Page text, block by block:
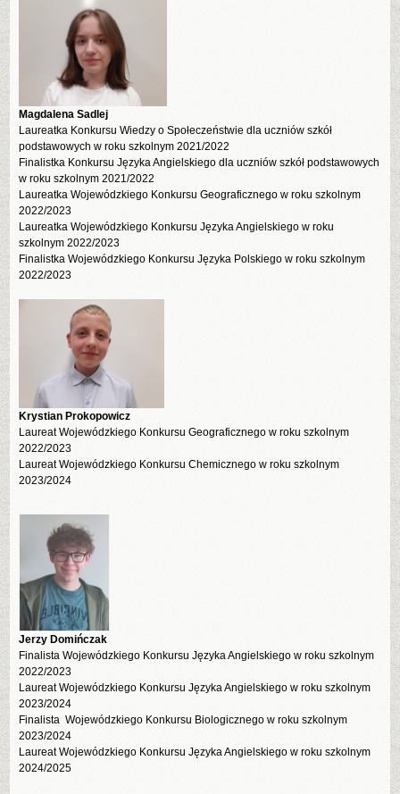
Magdalena Sadlej
Laureatka Konkursu Wiedzy o Społeczeństwie dla uczniów szkół
podstawowych w roku szkolnym 2021/2022
Finalistka Konkursu Języka Angielskiego dla uczniów szkół podstawowych
w roku szkolnym 2021/2022
Laureatka Wojewódzkiego Konkursu Geograficznego w roku szkolnym
2022/2023
Laureatka Wojewódzkiego Konkursu Języka Angielskiego w roku
szkolnym 2022/2023
Finalistka Wojewódzkiego Konkursu Języka Polskiego w roku szkolnym
2022/2023
Krystian Prokopowicz
Laureat Wojewódzkiego Konkursu Geograficznego w roku szkolnym
2022/2023
Laureat Wojewódzkiego Konkursu Chemicznego w roku szkolnym
2023/2024
Jerzy Domińczak
Finalista Wojewódzkiego Konkursu Języka Angielskiego w roku szkolnym
2022/2023
Laureat Wojewódzkiego Konkursu Języka Angielskiego w roku szkolnym
2023/2024
Finalista Wojewódzkiego Konkursu Biologicznego w roku szkolnym
2023/2024
Laureat Wojewódzkiego Konkursu Języka Angielskiego w roku szkolnym
2024/2025